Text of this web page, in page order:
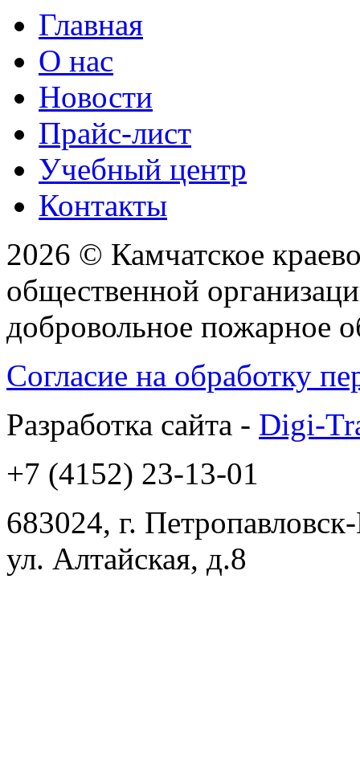
Главная
О нас
Новости
Прайс-лист
Учебный центр
Контакты
2026 © Камчатское
общественной
добровольное пожарное
Согласие на обработку
Разработка сайта - Digi-
+7 (4152) 23-13-01
683024, г.
ул. Алтайская, д.8